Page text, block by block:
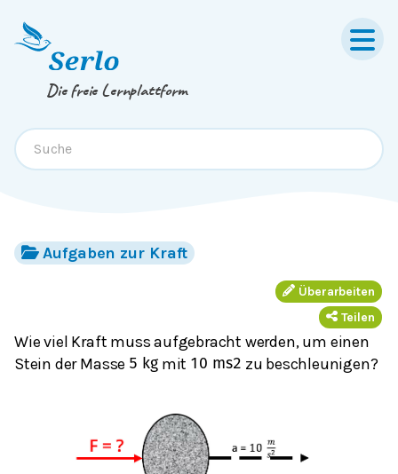
Springe zum
Die freie Lernplattform
Aufgaben zur Kraft
Überarbeiten
Teilen
Wie viel Kraft muss aufgebracht werden, um einen
Stein der Masse 5 kgmit 10 ms2 zu beschleunigen?